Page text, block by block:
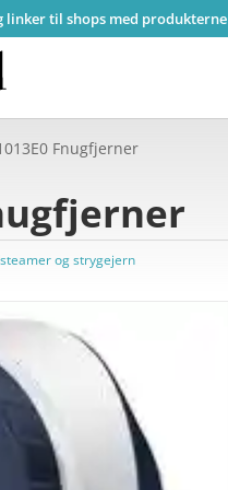
linker til shops med produkterne
Fnugfjerner
og strygejern